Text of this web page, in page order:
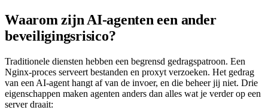
Waarom zijn AI-agenten een ander
beveiligingsrisico?
Traditionele diensten hebben een begrensd gedragspatroon. Een
Nginx-proces serveert bestanden en proxyt verzoeken. Het gedrag
van een AI-agent hangt af van de invoer, en die beheer jij niet. Drie
eigenschappen maken agenten anders dan alles wat je verder op een
server draait: